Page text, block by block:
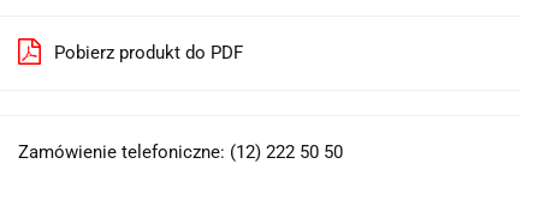
Pobierz produkt do PDF
Zamówienie telefoniczne: (12) 222 50 50